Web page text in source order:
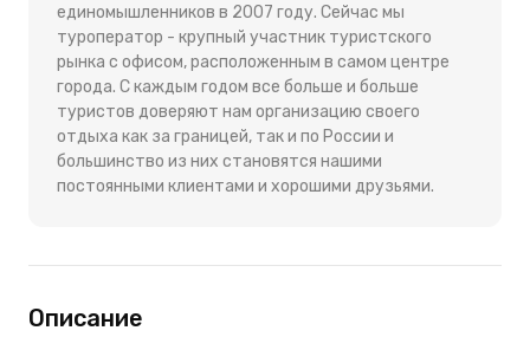
единомышленников в 2007 году. Сейчас мы
туроператор - крупный участник туристского
рынка с офисом, расположенным в самом центре
города. С каждым годом все больше и больше
туристов доверяют нам организацию своего
отдыха как за границей, так и по России и
большинство из них становятся нашими
постоянными клиентами и хорошими друзьями.
Описание